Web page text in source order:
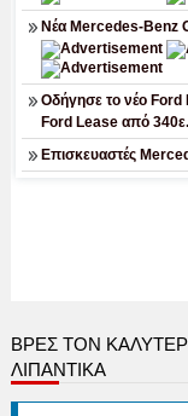
ΒΡΕΣ ΤΟΝ
ΛΙΠΑΝΤΙΚΑ